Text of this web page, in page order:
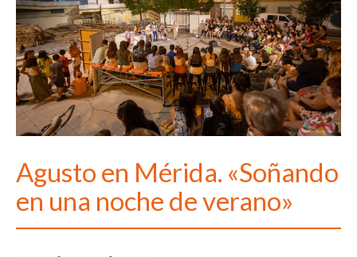
Agusto en Mérida. «Soñando
en una noche de verano»